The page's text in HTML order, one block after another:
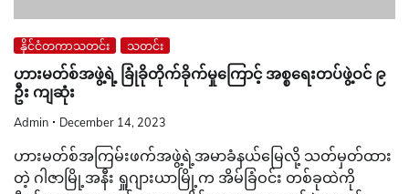
နိုင်ငံတကာသတင်း သတင်း
ဟားမတ်စ်အဖွဲ့ရဲ့ ခြုံခိုတိုက်ခိုက်မှုကြောင့် အစ္စရေးတပ်ဖွဲ့ဝင် ၉
ဦး ကျဆုံး
Admin December 14, 2023
ဟားမတ်စ်အကြမ်းဖက်အဖွဲ့ရဲ့အမာခံနယ်မြေလို့ သတ်မှတ်ထား
တဲ့ ဂါဇာမြို့အနီး ရှူဂျားယာမြို့က အိမ်ခြံဝင်း တစ်ခုထဲကို